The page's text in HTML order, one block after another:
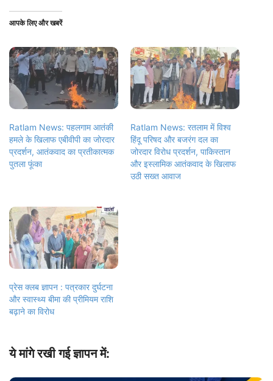
आपके लिए और खबरें
Ratlam News: पहलगाम आतंकी
हमले के खिलाफ एबीवीपी का जोरदार
प्रदर्शन, आतंकवाद का प्रतीकात्मक
पुतला फूंका
Ratlam News: रतलाम में विश्व
हिंदू परिषद और बजरंग दल का
जोरदार विरोध प्रदर्शन, पाकिस्तान
और इस्लामिक आतंकवाद के खिलाफ
उठी सख्त आवाज
प्रेस क्लब ज्ञापन : पत्रकार दुर्घटना
और स्वास्थ्य बीमा की प्रीमियम राशि
बढ़ाने का विरोध
ये मांगे रखी गई ज्ञापन में: